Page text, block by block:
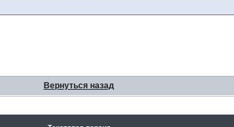
Вернуться назад